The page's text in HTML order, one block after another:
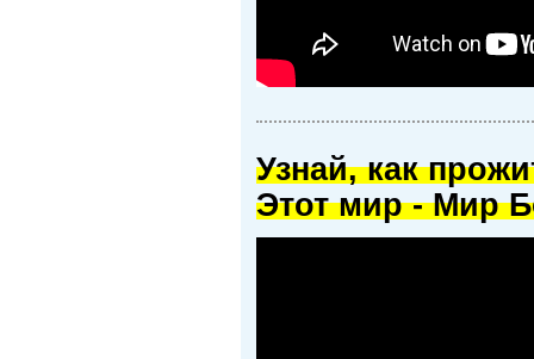
Узнай, как
Этот мир - Мир